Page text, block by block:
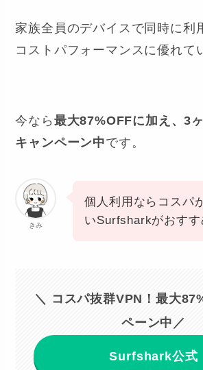
家族全員のデバイスで同時に利
コストパフォーマンスに優れて
今なら 最大87%OFFに加え、3
キャンペーン中です。
きみ
個人利用ならコスパ
いSurfsharkがおすす
＼ コスパ抜群VPN！最大
ペーン中／
Surfshark公式